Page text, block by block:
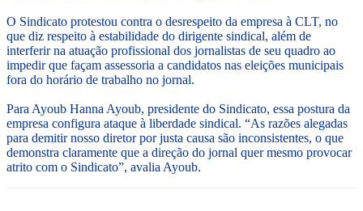
O Sindicato protestou contra o desrespeito da empresa à CLT, no
que diz respeito à estabilidade do dirigente sindical, além de
interferir na atuação profissional dos jornalistas de seu quadro ao
impedir que façam assessoria a candidatos nas eleições municipais
fora do horário de trabalho no jornal.
Para Ayoub Hanna Ayoub, presidente do Sindicato, essa postura da
empresa configura ataque à liberdade sindical. “As razões alegadas
para demitir nosso diretor por justa causa são inconsistentes, o que
demonstra claramente que a direção do jornal quer mesmo provocar
atrito com o Sindicato”, avalia Ayoub.